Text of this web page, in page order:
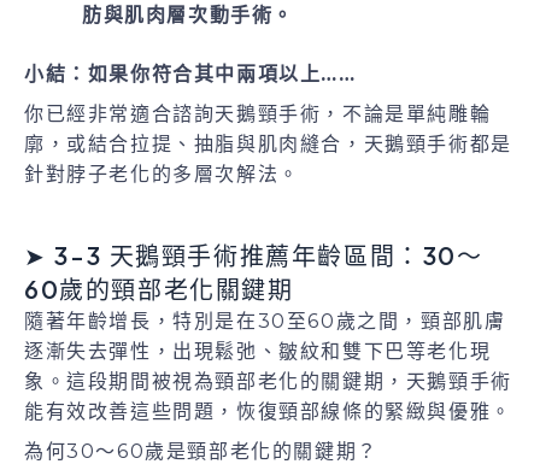
肪與肌肉層次動手術。
小結：如果你符合其中兩項以上……
你已經非常適合諮詢天鵝頸手術，不論是單純雕輪
廓，或結合拉提、抽脂與肌肉縫合，天鵝頸手術都是
針對脖子老化的多層次解法。
➤ 3-3 天鵝頸手術推薦年齡區間：30～
60歲的頸部老化關鍵期
隨著年齡增長，特別是在30至60歲之間，頸部肌膚
逐漸失去彈性，出現鬆弛、皺紋和雙下巴等老化現
象。這段期間被視為頸部老化的關鍵期，天鵝頸手術
能有效改善這些問題，恢復頸部線條的緊緻與優雅。
為何30～60歲是頸部老化的關鍵期？